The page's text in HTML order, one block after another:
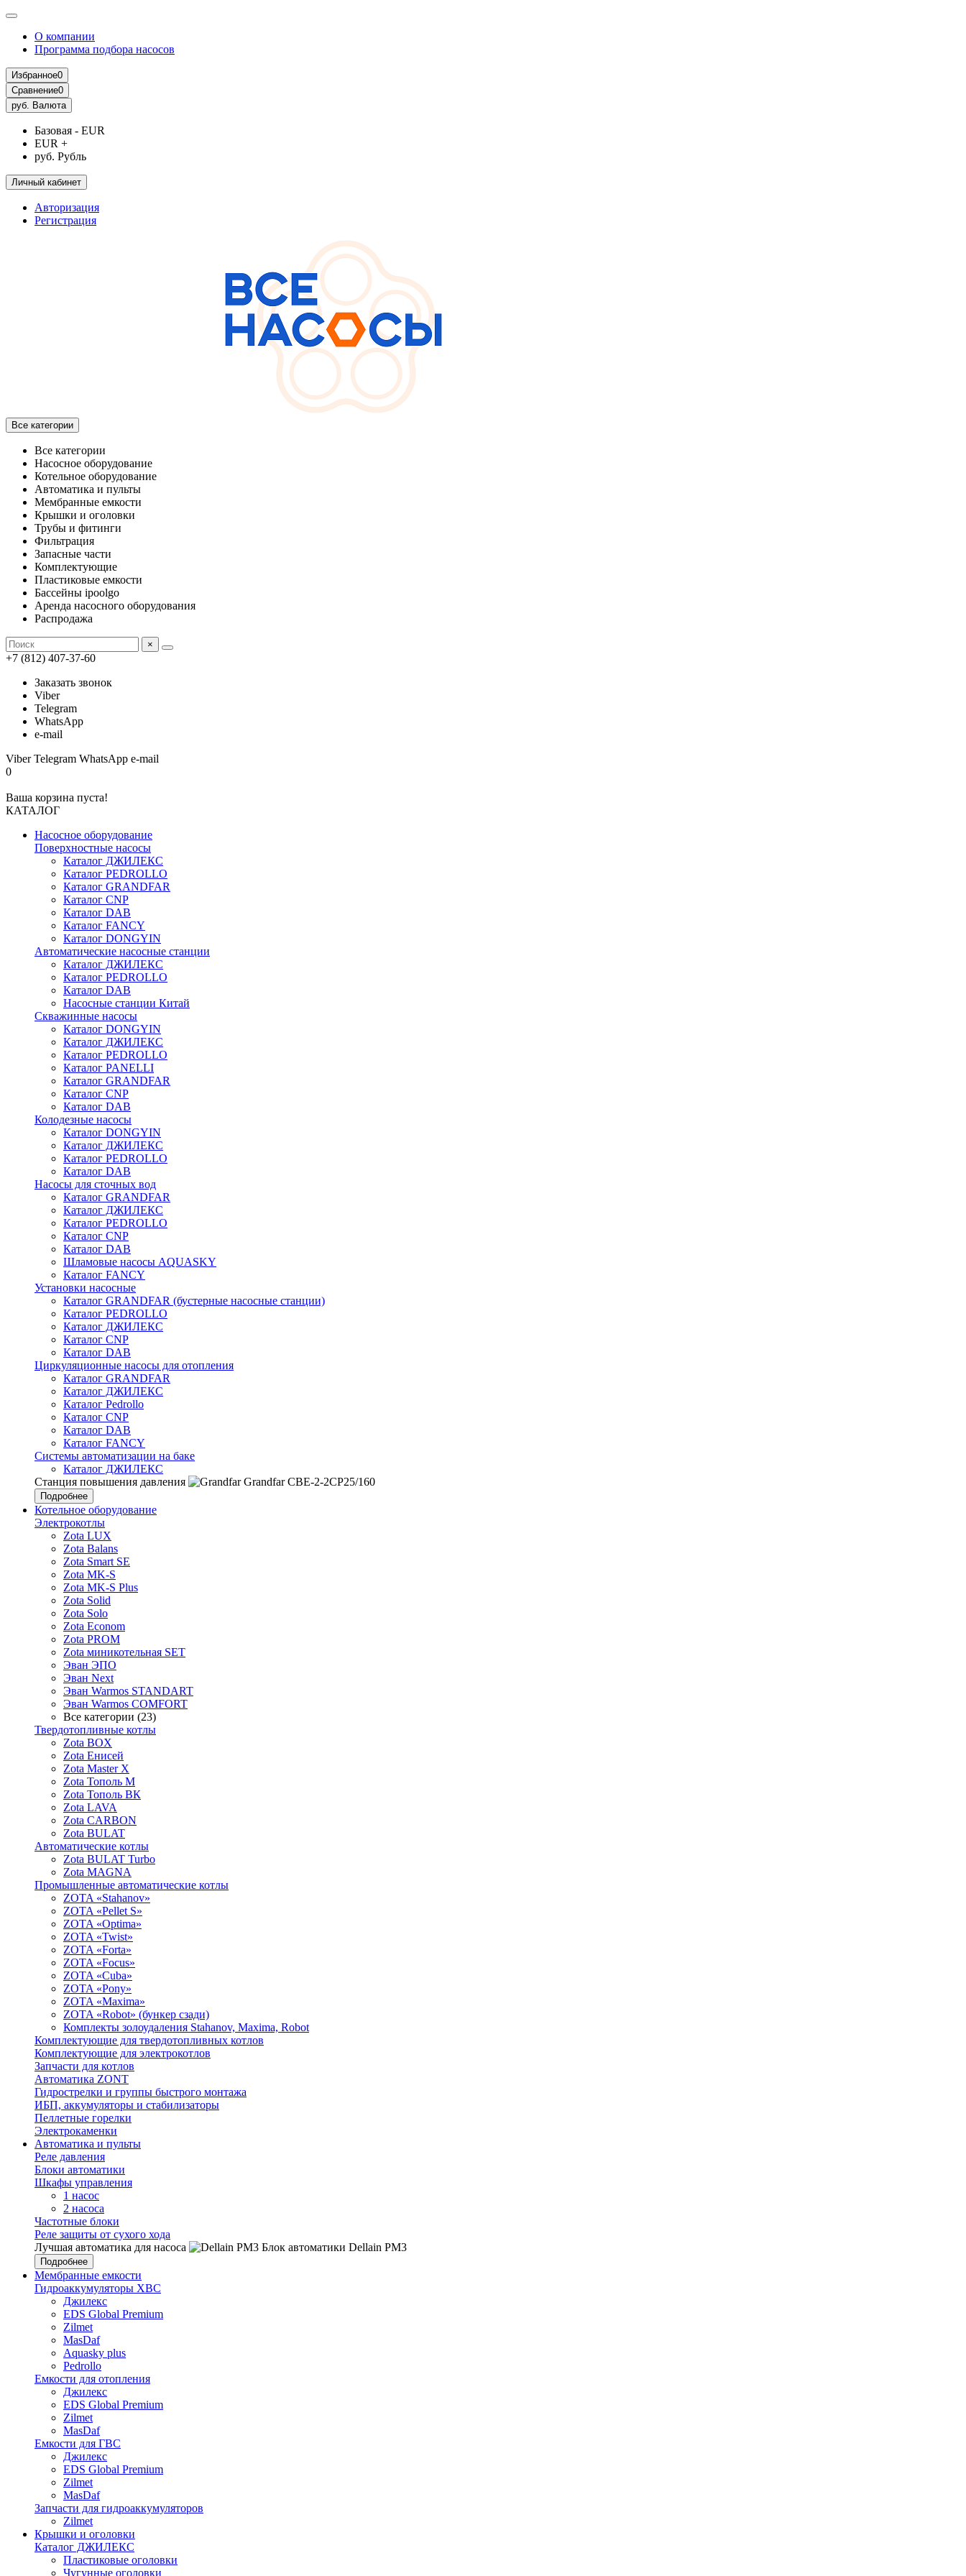
О компании
Программа подбора насосов
Избранное0
Сравнение0
руб. Валюта
Базовая - EUR
EUR +
руб. Рубль
Личный кабинет
Авторизация
Регистрация
Все категории
Все категории
Насосное оборудование
Котельное оборудование
Автоматика и пульты
Мембранные емкости
Крышки и оголовки
Трубы и фитинги
Фильтрация
Запасные части
Комплектующие
Пластиковые емкости
Бассейны ipoolgo
Аренда насосного оборудования
Распродажа
×
+7 (812) 407-37-60
Заказать звонок
Viber
Telegram
WhatsApp
e-mail
ViberTelegram WhatsApp e-mail
0
Ваша корзина пуста!
КАТАЛОГ
Насосное оборудование
Поверхностные насосы
Каталог ДЖИЛЕКС
Каталог PEDROLLO
Каталог GRANDFAR
Каталог CNP
Каталог DAB
Каталог FANCY
Каталог DONGYIN
Автоматические насосные станции
Каталог ДЖИЛЕКС
Каталог PEDROLLO
Каталог DAB
Насосные станции Китай
Скважинные насосы
Каталог DONGYIN
Каталог ДЖИЛЕКС
Каталог PEDROLLO
Каталог PANELLI
Каталог GRANDFAR
Каталог CNP
Каталог DAB
Колодезные насосы
Каталог DONGYIN
Каталог ДЖИЛЕКС
Каталог PEDROLLO
Каталог DAB
Насосы для сточных вод
Каталог GRANDFAR
Каталог ДЖИЛЕКС
Каталог PEDROLLO
Каталог CNP
Каталог DAB
Шламовые насосы AQUASKY
Каталог FANCY
Установки насосные
Каталог GRANDFAR (бустерные насосные станции)
Каталог PEDROLLO
Каталог ДЖИЛЕКС
Каталог CNP
Каталог DAB
Циркуляционные насосы для отопления
Каталог GRANDFAR
Каталог ДЖИЛЕКС
Каталог Pedrollo
Каталог CNP
Каталог DAB
Каталог FANCY
Системы автоматизации на баке
Каталог ДЖИЛЕКС
Станция повышения давления
Grandfar CBE-2-2CP25/160
Подробнее
Котельное оборудование
Электрокотлы
Zota LUX
Zota Balans
Zota Smart SE
Zota MK-S
Zota MK-S Plus
Zota Solid
Zota Solo
Zota Econom
Zota PROM
Zota миникотельная SET
Эван ЭПО
Эван Next
Эван Warmos STANDART
Эван Warmos COMFORT
Все категории (23)
Твердотопливные котлы
Zota BOX
Zota Енисей
Zota Master X
Zota Тополь М
Zota Тополь ВК
Zota LAVA
Zota CARBON
Zota BULAT
Автоматические котлы
Zota BULAT Turbo
Zota MAGNA
Промышленные автоматические котлы
ZOTA «Stahanov»
ZOTA «Pellet S»
ZOTA «Optima»
ZOTA «Twist»
ZOTA «Forta»
ZOTA «Focus»
ZOTA «Cuba»
ZOTA «Pony»
ZOTA «Maxima»
ZOTA «Robot» (бункер сзади)
Комплекты золоудаления Stahanov, Maxima, Robot
Комплектующие для твердотопливных котлов
Комплектующие для электрокотлов
Запчасти для котлов
Автоматика ZONT
Гидрострелки и группы быстрого монтажа
ИБП, аккумуляторы и стабилизаторы
Пеллетные горелки
Электрокаменки
Автоматика и пульты
Реле давления
Блоки автоматики
Шкафы управления
1 насос
2 насоса
Частотные блоки
Реле защиты от сухого хода
Лучшая автоматика для насоса
Блок автоматики Dellain PM3
Подробнее
Мембранные емкости
Гидроаккумуляторы ХВС
Джилекс
EDS Global Premium
Zilmet
MasDaf
Aquasky plus
Pedrollo
Емкости для отопления
Джилекс
EDS Global Premium
Zilmet
MasDaf
Емкости для ГВС
Джилекс
EDS Global Premium
Zilmet
MasDaf
Запчасти для гидроаккумуляторов
Zilmet
Крышки и оголовки
Каталог ДЖИЛЕКС
Пластиковые оголовки
Чугунные оголовки